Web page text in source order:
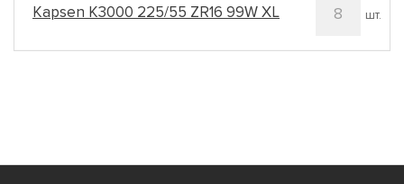
Kapsen K3000 225/55 ZR16 99W XL 8 шт.